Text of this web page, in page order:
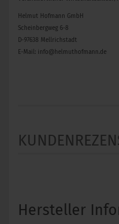
Helmut Hofmann GmbH
Scheinbergweg 6-8
D-97638 Mellrichstadt
E-Mail: info@helmuthofmann.de
Hersteller